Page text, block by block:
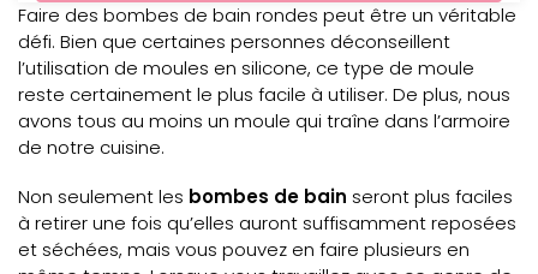
Faire des bombes de bain rondes peut être un véritable
défi. Bien que certaines personnes déconseillent
l’utilisation de moules en silicone, ce type de moule
reste certainement le plus facile à utiliser. De plus, nous
avons tous au moins un moule qui traîne dans l’armoire
de notre cuisine.
Non seulement les bombes de bain seront plus faciles
à retirer une fois qu’elles auront suffisamment reposées
et séchées, mais vous pouvez en faire plusieurs en